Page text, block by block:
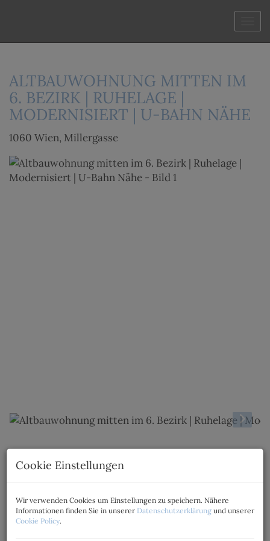
ALTBAUWOHNUNG MITTEN IM
6. BEZIRK | RUHELAGE |
MODERNISIERT | U-BAHN NÄHE
1060 Wien, Millergasse
Diese gepflegte Erdgeschosswohnung befindet sich
in einem klassischen Wiener Zinshaus in zentraler
Lage des 6. Bezirks und überzeugt durch ihre
vielseitige Nutzbarkeit sowie eine solide
Cookie Einstellungen
Wir verwenden Cookies um Einstellungen zu speichern. Nähere
Informationen finden Sie in unserer Datenschutzerklärung und unserer
Cookie Policy.